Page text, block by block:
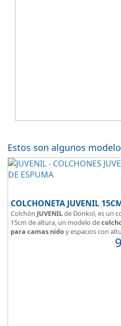
Estos son algunos
COLCHONETA JUVENIL
Colchón JUVENILde Donkol, es un
15cm de altura, un modelo de
para camas nidoy espacios con
núcleo de espuma de alta
colchones